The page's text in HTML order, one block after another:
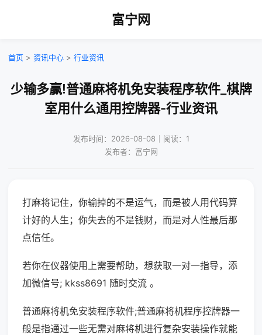
富宁网
首页 > 资讯中心 > 行业资讯
少输多赢!普通麻将机免安装程序软件_棋牌
室用什么通用控牌器-行业资讯
发布时间：2026-08-08｜阅读：1
发布者：富宁网
打麻将记住，你输掉的不是运气，而是被人用代码算
计好的人生；你失去的不是钱财，而是对人性最后那
点信任。
若你在仪器使用上需要帮助，想获取一对一指导，添
加微信号; kkss8691 随时交流 。
普通麻将机免安装程序软件;普通麻将机程序控牌器一
般是指通过一些无需对麻将机进行复杂安装操作就能